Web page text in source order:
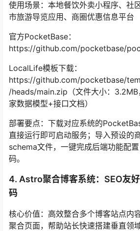
使用场景：本地餐饮外卖小程序、社
市旅游导览应用、商圈优惠信息平台
官方PocketBase：
https://github.com/pocketbase/
LocalLife模板下载：
https://github.com/pocketbase/
/heads/main.zip（文件大小：3.2MB
家数据模型+接口文档）
部署要点：下载对应系统的
直接运行即可启动服务；导入预设的
schema文件，一键完成后端功能配
码。
4. Astro聚合博客系统：SEO友
码
核心价值：高效整合多个博客站点内
聚合页面，帮助站长快速搭建垂直领